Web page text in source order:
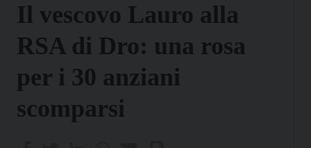
Il vescovo Lauro alla
RSA di Dro: una rosa
per i 30 anziani
scomparsi